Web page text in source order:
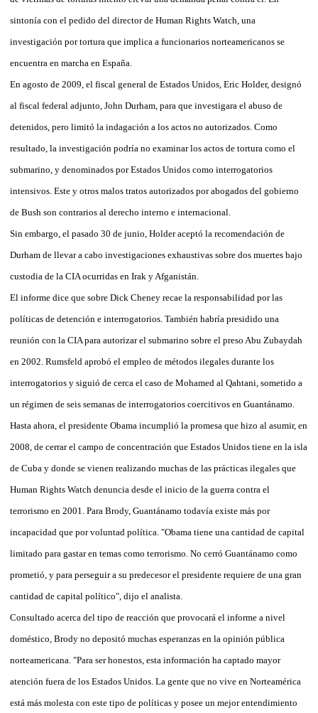
sintonía con el pedido del director de Human Rights Watch, una
investigación por tortura que implica a funcionarios norteamericanos se
encuentra en marcha en España.
En agosto de 2009, el fiscal general de Estados Unidos, Eric Holder, designó
al fiscal federal adjunto, John Durham, para que investigara el abuso de
detenidos, pero limitó la indagación a los actos no autorizados. Como
resultado, la investigación podría no examinar los actos de tortura como el
submarino, y denominados por Estados Unidos como interrogatorios
intensivos. Este y otros malos tratos autorizados por abogados del gobierno
de Bush son contrarios al derecho interno e internacional.
Sin embargo, el pasado 30 de junio, Holder aceptó la recomendación de
Durham de llevar a cabo investigaciones exhaustivas sobre dos muertes bajo
custodia de la CIA ocurridas en Irak y Afganistán.
El informe dice que sobre Dick Cheney recae la responsabilidad por las
políticas de detención e interrogatorios. También habría presidido una
reunión con la CIA para autorizar el submarino sobre el preso Abu Zubaydah
en 2002. Rumsfeld aprobó el empleo de métodos ilegales durante los
interrogatorios y siguió de cerca el caso de Mohamed al Qahtani, sometido a
un régimen de seis semanas de interrogatorios coercitivos en Guantánamo.
Hasta ahora, el presidente Obama incumplió la promesa que hizo al asumir, en
2008, de cerrar el campo de concentración que Estados Unidos tiene en la isla
de Cuba y donde se vienen realizando muchas de las prácticas ilegales que
Human Rights Watch denuncia desde el inicio de la guerra contra el
terrorismo en 2001. Para Brody, Guantánamo todavía existe más por
incapacidad que por voluntad política. "Obama tiene una cantidad de capital
limitado para gastar en temas como terrorismo. No cerró Guantánamo como
prometió, y para perseguir a su predecesor el presidente requiere de una gran
cantidad de capital político", dijo el analista.
Consultado acerca del tipo de reacción que provocará el informe a nivel
doméstico, Brody no depositó muchas esperanzas en la opinión pública
norteamericana. "Para ser honestos, esta información ha captado mayor
atención fuera de los Estados Unidos. La gente que no vive en Norteamérica
está más molesta con este tipo de políticas y posee un mejor entendimiento